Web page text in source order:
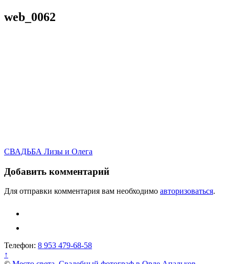
web_0062
Навигация
по
записям
СВАДЬБА Лизы и Олега
Добавить комментарий
Для отправки комментария вам необходимо авторизоваться.
Телефон: 8 953 479-68-58
↑